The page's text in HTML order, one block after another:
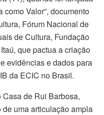
como Valor”, documento
Fórum Nacional de
de Cultura, Fundação
que pactua a criação
evidências e dados para
da ECIC no Brasil.
de Rui Barbosa,
uma articulação ampla